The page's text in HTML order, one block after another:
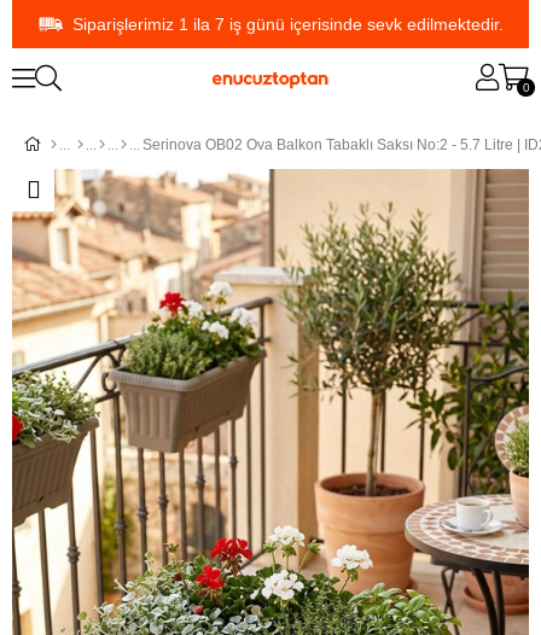
Siparişlerimiz 1 ila 7 iş günü içerisinde sevk edilmektedir.
0